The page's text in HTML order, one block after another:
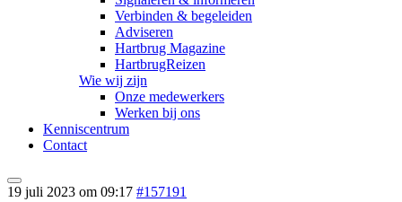
Verbinden & begeleiden
Adviseren
Hartbrug Magazine
HartbrugReizen
Wie wij zijn
Onze medewerkers
Werken bij ons
Kenniscentrum
Contact
19 juli 2023 om 09:17 #157191